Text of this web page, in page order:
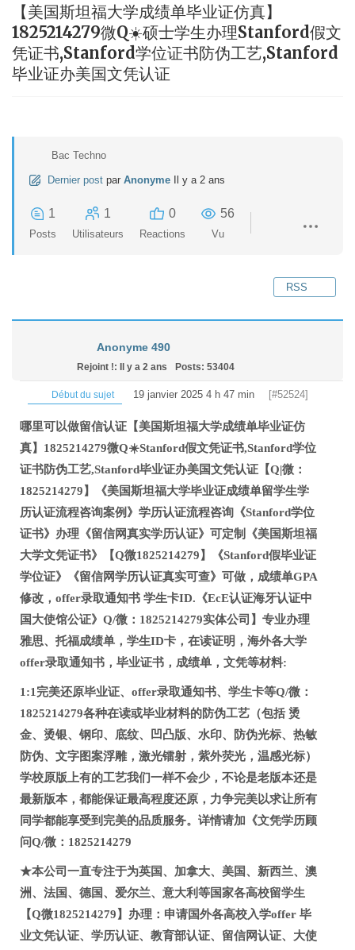
【美国斯坦福大学成绩单毕业证仿真】
1825214279微Q☀️硕士学生办理Stanford假文
凭证书,Stanford学位证书防伪工艺,Stanford
毕业证办美国文凭认证
Bac Techno
Dernier post par Anonyme Il y a 2 ans
1
Posts
1
Utilisateurs
0
Reactions
56
Vu
RSS
Anonyme 490
Rejoint !: Il y a 2 ans Posts: 53404
Début du sujet 19 janvier 2025 4 h 47 min [#52524]
哪里可以做留信认证【美国斯坦福大学成绩单毕业证仿
真】1825214279微Q☀️Stanford假文凭证书,Stanford学位
证书防伪工艺,Stanford毕业证办美国文凭认证【Q|微：
1825214279】《美国斯坦福大学毕业证成绩单留学生学
历认证流程咨询案例》学历认证流程咨询《Stanford学位
证书》办理《留信网真实学历认证》可定制《美国斯坦福
大学文凭证书》【Q微1825214279】《Stanford假毕业证
学位证》《留信网学历认证真实可查》可做，成绩单GPA
修改，offer录取通知书 学生卡ID.《EcE认证海牙认证中
国大使馆公证》Q/微：1825214279实体公司】专业办理
雅思、托福成绩单，学生ID卡，在读证明，海外各大学
offer录取通知书，毕业证书，成绩单，文凭等材料:
1:1完美还原毕业证、offer录取通知书、学生卡等Q/微：
1825214279各种在读或毕业材料的防伪工艺（包括 烫
金、烫银、钢印、底纹、凹凸版、水印、防伪光标、热敏
防伪、文字图案浮雕，激光镭射，紫外荧光，温感光标）
学校原版上有的工艺我们一样不会少，不论是老版本还是
最新版本，都能保证最高程度还原，力争完美以求让所有
同学都能享受到完美的品质服务。详情请加《文凭学历顾
问Q/微：1825214279
★本公司一直专注于为英国、加拿大、美国、新西兰、澳
洲、法国、德国、爱尔兰、意大利等国家各高校留学生
【Q微1825214279】办理：申请国外各高校入学offer 毕
业文凭认证、学历认证、教育部认证、留信网认证、大使